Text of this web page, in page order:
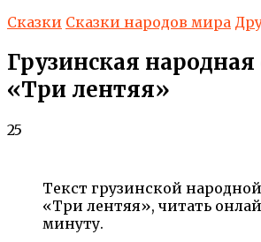
Сказки Сказки народов мира
Грузинская народная
«Три лентяя»
25
Текст грузинской
«Три лентяя», читать
минуту.